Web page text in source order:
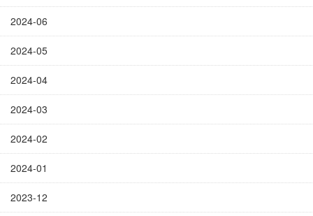
2024-06
2024-05
2024-04
2024-03
2024-02
2024-01
2023-12